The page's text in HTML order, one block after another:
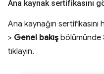
Ana kaynak sertifikasını
Ana kaynağın sertifikasını
> Genel bakış bölümünde
tıklayın.